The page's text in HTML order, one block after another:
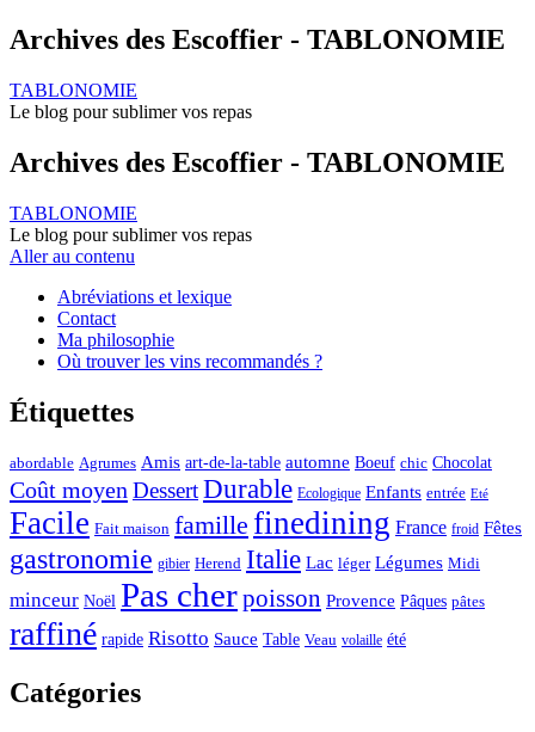
Archives des Escoffier - TABLONOMIE
TABLONOMIE
Le blog pour sublimer vos repas
Archives des Escoffier - TABLONOMIE
TABLONOMIE
Le blog pour sublimer vos repas
Aller au contenu
Abréviations et lexique
Contact
Ma philosophie
Où trouver les vins recommandés ?
Étiquettes
abordable Agrumes Amis art-de-la-table automne Boeuf chic Chocolat
Coût moyenDessertDurable Ecologique Enfants entrée Eté
Facile Fait maison famille finedining France froid Fêtes
gastronomie gibier Herend Italie Lac léger Légumes Midi
minceur Noël Pas cherpoisson Provence Pâques pâtes
raffiné rapide Risotto Sauce Table Veau volaille été
Catégories